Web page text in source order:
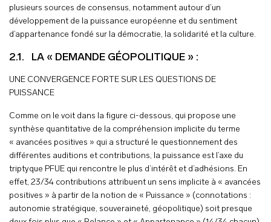
plusieurs sources de consensus, notamment autour d’un
développement de la puissance européenne et du sentiment
d’appartenance fondé sur la démocratie, la solidarité et la culture.
2.1. LA « DEMANDE GÉOPOLITIQUE » :
UNE CONVERGENCE FORTE SUR LES QUESTIONS DE
PUISSANCE
Comme on le voit dans la figure ci-dessous, qui propose une
synthèse quantitative de la compréhension implicite du terme
« avancées positives » qui a structuré le questionnement des
différentes auditions et contributions, la puissance est l’axe du
triptyque PFUE qui rencontre le plus d’intérêt et d’adhésions. En
effet, 23/34 contributions attribuent un sens implicite à « avancées
positives » à partir de la notion de « Puissance » (connotations :
autonomie stratégique, souveraineté, géopolitique) soit presque